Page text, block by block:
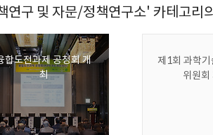
연구 및 자문/정책연구소' 카테고리
합도전과제 공청회 개
최
제1회 과학
위원회